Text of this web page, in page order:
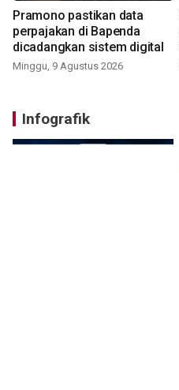
Pramono pastikan data
perpajakan di Bapenda
dicadangkan sistem digital
Minggu, 9 Agustus 2026
Infografik